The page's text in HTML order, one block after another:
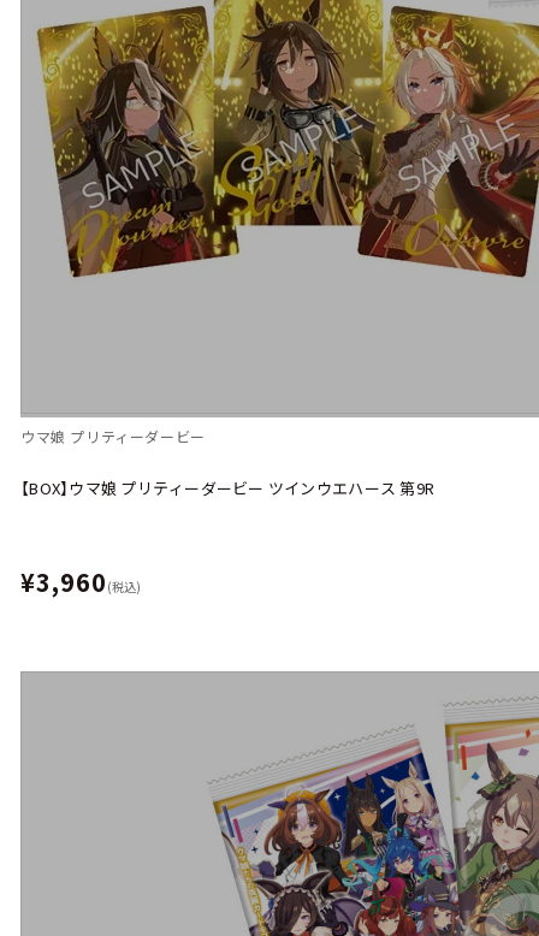
ウマ娘 プリティーダービー
【BOX】ウマ娘 プリティーダービー ツインウエハース 第9R
¥3,960 (税込)